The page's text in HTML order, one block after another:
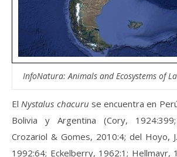
InfoNatura: Animals and Ecosystems of
El Nystalus chacuru se encuentra en
Bolivia y Argentina (Cory,
Crozariol & Gomes, 2010:4; del Hoyo,
1992:64; Eckelberry, 1962:1; Hellmayr,